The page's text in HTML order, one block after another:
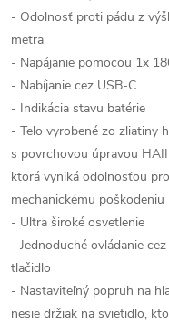
- Odolnosť proti pádu z
metra
- Napájanie pomocou 1x
- Nabíjanie cez USB-C
- Indikácia stavu batérie
- Telo vyrobené zo zliatiny
s povrchovou úpravou
ktorá vyniká odolnosťou
mechanickému poškodeniu
- Ultra široké osvetlenie
- Jednoduché ovládanie
tlačidlo
- Nastaviteľný popruh na
nesie držiak na svietidlo,